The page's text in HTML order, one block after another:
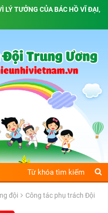
LÝ TƯỞNG CỦA BÁC HỒ VĨ ĐẠI,
đội Công tác phụ trách Đội